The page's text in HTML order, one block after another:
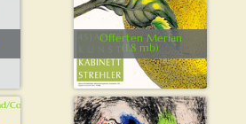
Offerten Merian
(1.8 mb)